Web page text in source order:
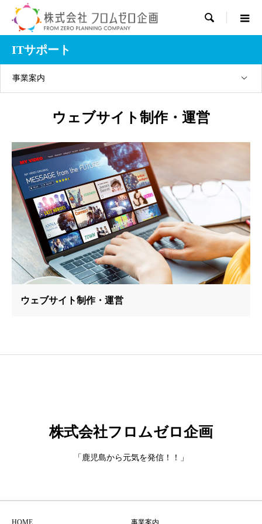

ITサポート
事業案内
ウェブサイト制作・運営
ウェブサイト制作・運営
株式会社フロムゼロ企画
「鹿児島から元気を発信！！」
HOME 事業案内